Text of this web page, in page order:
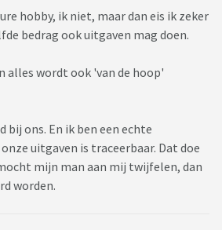
hobby, ik niet, maar dan eis ik zeker
bedrag ook uitgaven mag doen.
alles wordt ook 'van de hoop'
bij ons. En ik ben een echte
uitgaven is traceerbaar. Dat doe
mijn man aan mij twijfelen, dan
worden.